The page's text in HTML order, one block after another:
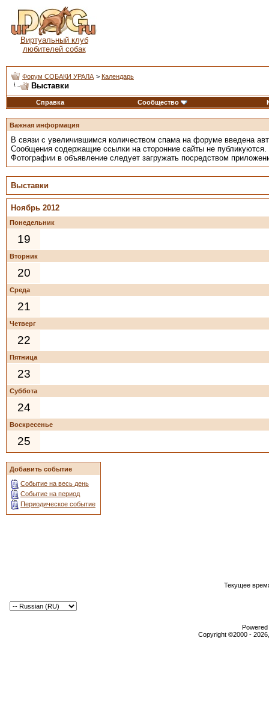
Виртуальный клуб
любителей собак
Форум СОБАКИ УРАЛА > Календарь
Выставки
Справка Сообщество
Важная информация
В связи с увеличившимся количеством спама на форуме введена
Сообщения содержащие ссылки на сторонние сайты не публикуются.
Фотографии в объявление следует загружать посредством
Выставки
Ноябрь 2012
Понедельник
19
Вторник
20
Среда
21
Четверг
22
Пятница
23
Суббота
24
Воскресенье
25
Добавить событие
Событие на весь день
Событие на период
Периодическое событие
Текущее
Copyright ©2000 -